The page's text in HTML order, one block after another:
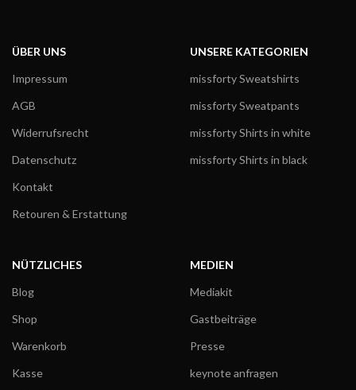
ÜBER UNS
Impressum
AGB
Widerrufsrecht
Datenschutz
Kontakt
Retouren & Erstattung
UNSERE KATEGORIEN
missforty Sweatshirts
missforty Sweatpants
missforty Shirts in white
missforty Shirts in black
NÜTZLICHES
Blog
Shop
Warenkorb
Kasse
MEDIEN
Mediakit
Gastbeiträge
Presse
keynote anfragen